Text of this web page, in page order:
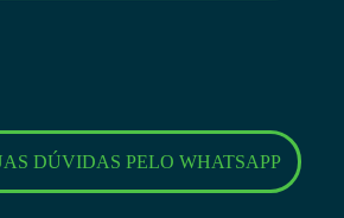
DÚVIDAS PELO WHATSAPP